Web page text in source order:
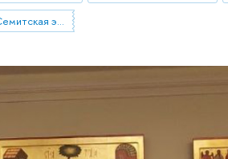
Научно-учебная группа «Семитская эпиграфика в цифровую эпоху»